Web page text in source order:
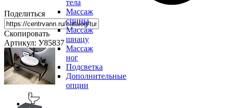
тела
Массаж
спины
Массаж
шиацу
Массаж
ног
Подсветка
Дополнительные
опции
Поделиться
Скопировать
Артикул: У85837